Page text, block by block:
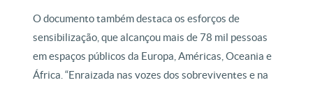
O documento também destaca os esforços de
sensibilização, que alcançou mais de 78 mil pessoas
em espaços públicos da Europa, Américas, Oceania e
África. “Enraizada nas vozes dos sobreviventes e na